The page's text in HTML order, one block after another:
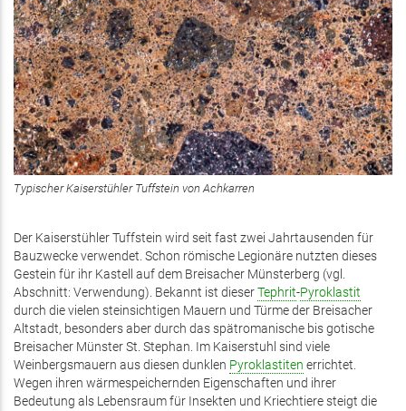
Typischer Kaiserstühler Tuffstein von Achkarren
Der Kaiserstühler Tuffstein wird seit fast zwei Jahrtausenden für
Bauzwecke verwendet. Schon römische Legionäre nutzten dieses
Gestein für ihr Kastell auf dem Breisacher Münsterberg (vgl.
Abschnitt: Verwendung). Bekannt ist dieserTephrit-Pyroklastit
durch die vielen steinsichtigen Mauern und Türme der Breisacher
Altstadt, besonders aber durch das spätromanische bis gotische
Breisacher Münster St. Stephan. Im Kaiserstuhl sind viele
Weinbergsmauern aus diesen dunklen Pyroklastiten errichtet.
Wegen ihren wärmespeichernden Eigenschaften und ihrer
Bedeutung als Lebensraum für Insekten und Kriechtiere steigt die